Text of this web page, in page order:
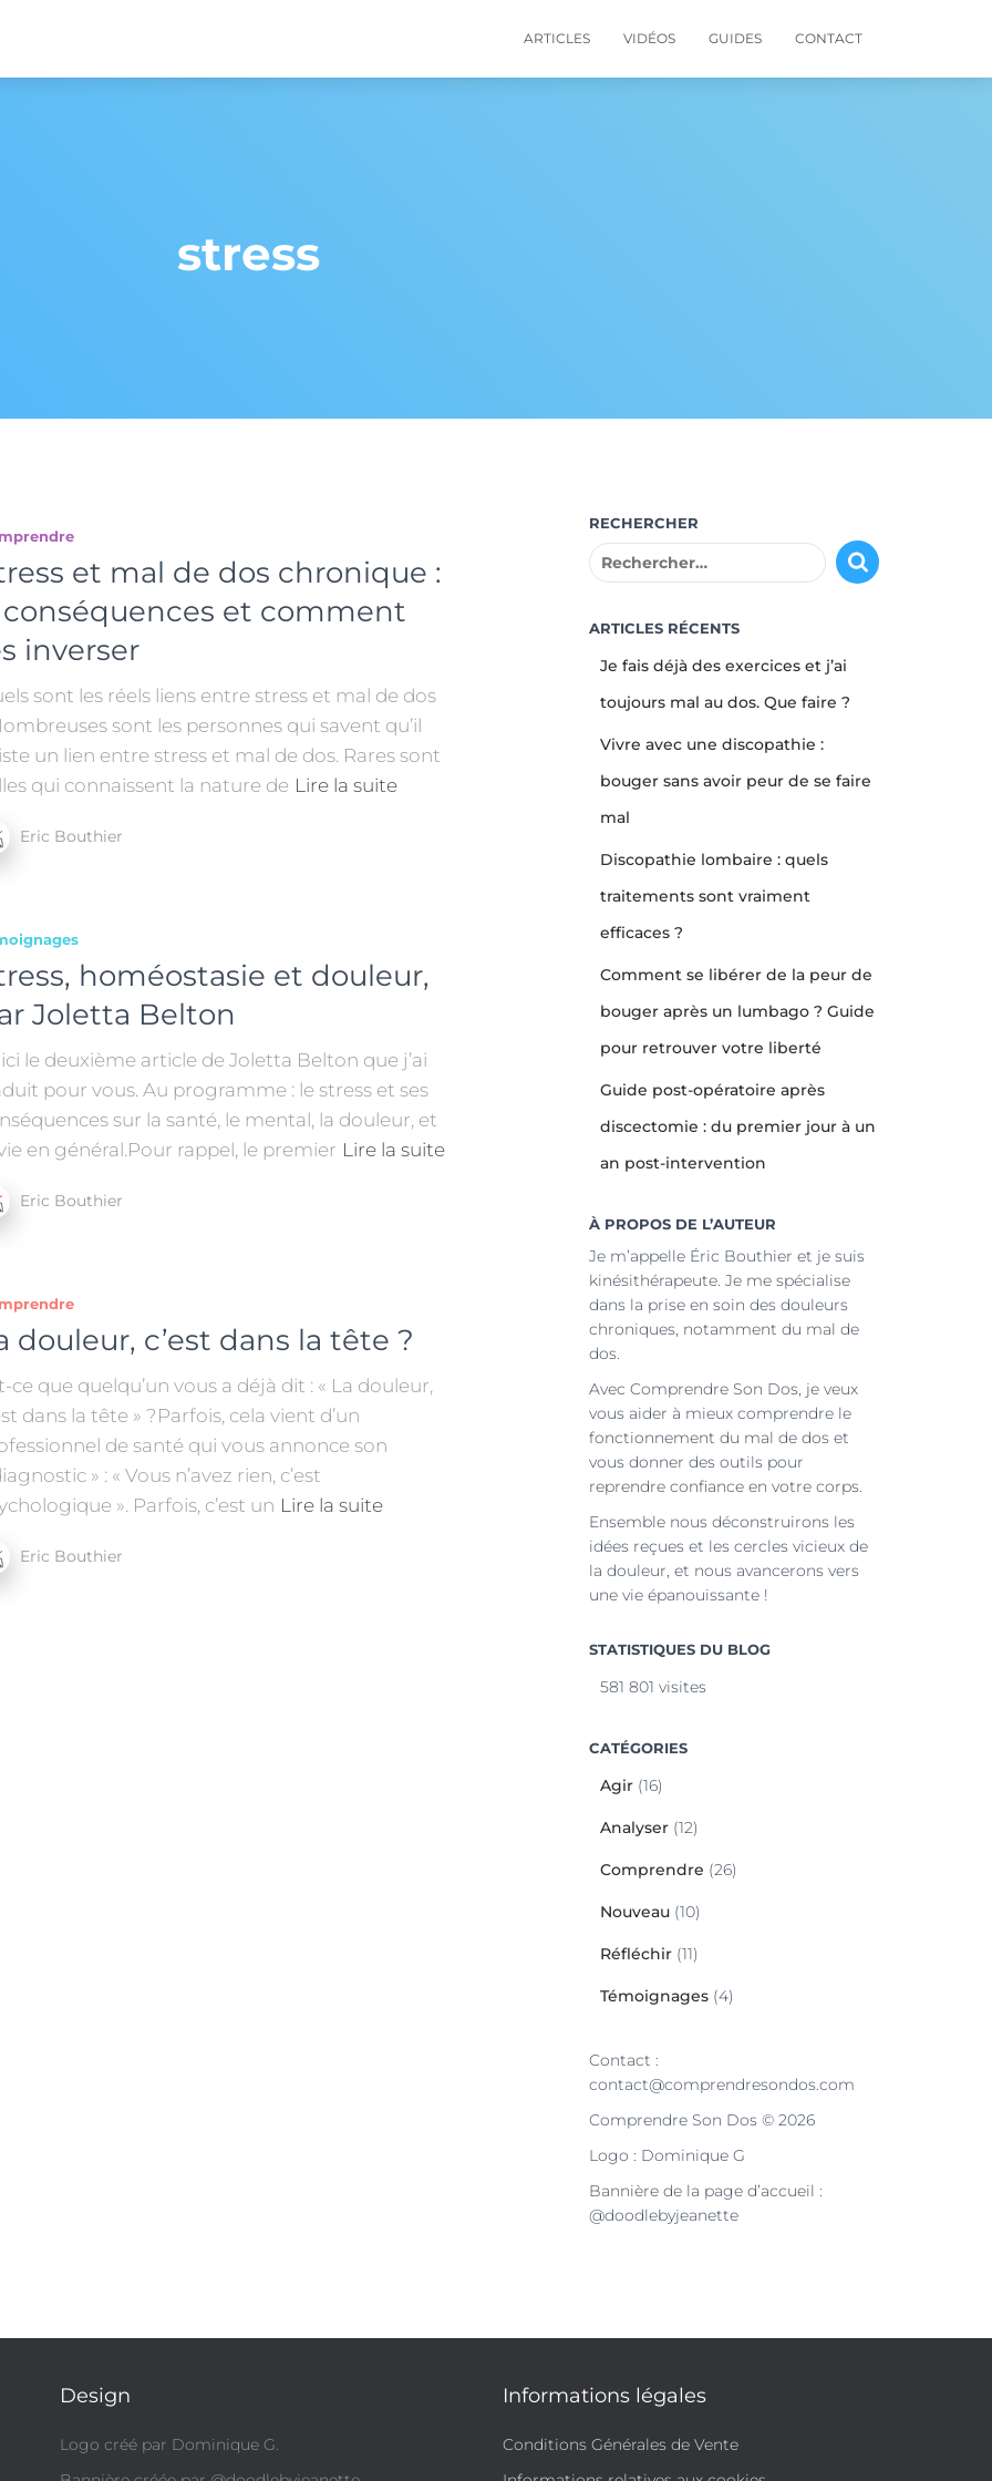
ARTICLES VIDÉOS GUIDES CONTACT
stress
et mal de dos chronique :
et comment
inverser
sont les réels liens entre stress et mal de dos
sont les personnes qui savent qu’il
un lien entre stress et mal de dos. Rares sont
qui connaissent la nature de Lire la suite
Eric Bouthier
homéostasie et douleur,
Joletta Belton
le deuxième article de Joletta Belton que j’ai
pour vous. Au programme : le stress et ses
sur la santé, le mental, la douleur, et
en général.Pour rappel, le premier Lire la suite
Eric Bouthier
douleur, c’est dans la tête ?
ce que quelqu’un vous a déjà dit : « La douleur,
dans la tête » ?Parfois, cela vient d’un
de santé qui vous annonce son
» : « Vous n’avez rien, c’est
». Parfois, c’est un Lire la suite
Eric Bouthier
RECHERCHER
R
h
ARTICLES RÉCENTS
Je fais déjà des exercices et j’ai
toujours mal au dos. Que faire ?
Vivre avec une discopathie :
bouger sans avoir peur de se faire
mal
Discopathie lombaire : quels
traitements sont vraiment
efficaces ?
Comment se libérer de la peur de
bouger après un lumbago ? Guide
pour retrouver votre liberté
Guide post-opératoire après
discectomie : du premier jour à un
an post-intervention
À PROPOS DE L’AUTEUR
Je m’appelle Éric Bouthier et je suis
kinésithérapeute. Je me spécialise
dans la prise en soin des douleurs
chroniques, notamment du mal de
dos.
Avec Comprendre Son Dos, je veux
vous aider à mieux comprendre le
fonctionnement du mal de dos et
vous donner des outils pour
reprendre confiance en votre corps.
Ensemble nous déconstruirons les
idées reçues et les cercles vicieux de
la douleur, et nous avancerons vers
une vie épanouissante !
STATISTIQUES DU BLOG
581 801 visites
CATÉGORIES
Agir(16)
Analyser(12)
Comprendre (26)
Nouveau(10)
Réfléchir(11)
Témoignages(4)
Contact :
contact@comprendresondos.com
Comprendre Son Dos © 2026
Logo : Dominique G
Bannière de la page d’accueil :
@doodlebyjeanette
Design
Logo créé par Dominique G.
Informations légales
Conditions Générales de Vente